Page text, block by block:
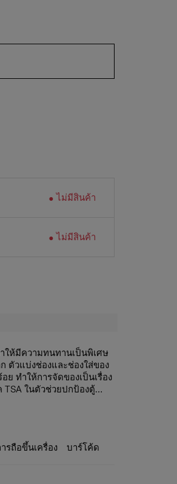
ไม่มีสินค้า
ไม่มีสินค้า
ให้มีความทนทานเป็นพิเศษ
ตัวแบ่งช่องและช่องใส่ของ
ย ทำให้การจัดของเป็นเรื่อง
ในตัวช่วยปกป้องตู้
ของ Lite-Box Alu ได้รับ
มาย ช่องทั้งสองมีสายรัด
ายไว้ทั้งหมดทำจากผ้าบุ
รถือขึ้นเครื่อง บาร์โค้ด